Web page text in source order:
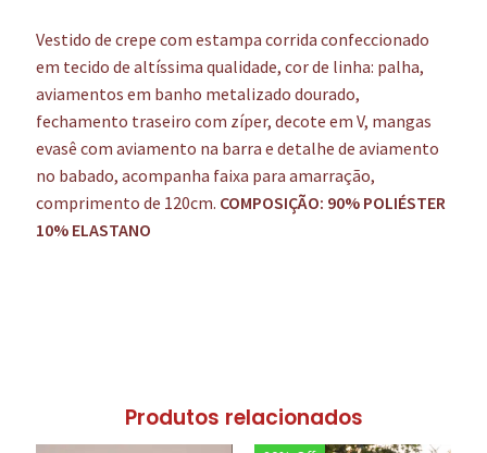
Vestido de crepe com estampa corrida confeccionado
em tecido de altíssima qualidade, cor de linha: palha,
aviamentos em banho metalizado dourado,
fechamento traseiro com zíper, decote em V, mangas
evasê com aviamento na barra e detalhe de aviamento
no babado, acompanha faixa para amarração,
comprimento de 120cm. COMPOSIÇÃO: 90% POLIÉSTER
10% ELASTANO
Produtos relacionados